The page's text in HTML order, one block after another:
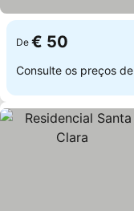
De € 50
Consulte os preços de